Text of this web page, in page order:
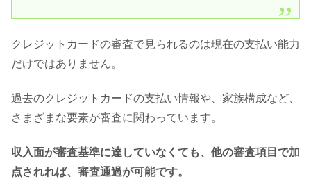
クレジットカードの審査で見られるのは現在の支払い能力
だけではありません。
過去のクレジットカードの支払い情報や、家族構成など、
さまざまな要素が審査に関わっています。
収入面が審査基準に達していなくても、他の審査項目で加
点されれば、審査通過が可能です。